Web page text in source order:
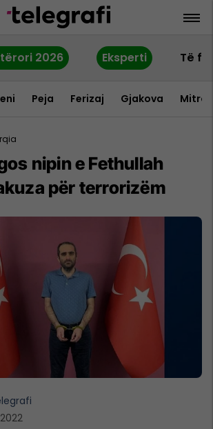
2026 Eksperti Të
Peja Ferizaj Gjakova
nipin e Fethullah
për terrorizëm